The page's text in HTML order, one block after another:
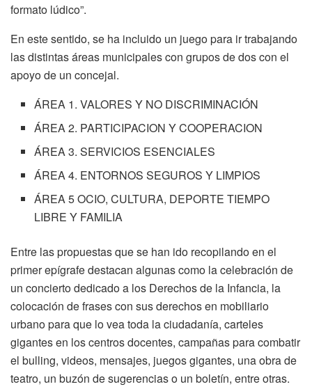
formato lúdico”.
En este sentido, se ha incluido un juego para ir trabajando
las distintas áreas municipales con grupos de dos con el
apoyo de un concejal.
ÁREA 1. VALORES Y NO DISCRIMINACIÓN
ÁREA 2. PARTICIPACION Y COOPERACION
ÁREA 3. SERVICIOS ESENCIALES
ÁREA 4. ENTORNOS SEGUROS Y LIMPIOS
ÁREA 5 OCIO, CULTURA, DEPORTE TIEMPO
LIBRE Y FAMILIA
Entre las propuestas que se han ido recopilando en el
primer epígrafe destacan algunas como la celebración de
un concierto dedicado a los Derechos de la Infancia, la
colocación de frases con sus derechos en mobiliario
urbano para que lo vea toda la ciudadanía, carteles
gigantes en los centros docentes, campañas para combatir
el bulling, videos, mensajes, juegos gigantes, una obra de
teatro, un buzón de sugerencias o un boletín, entre otras.